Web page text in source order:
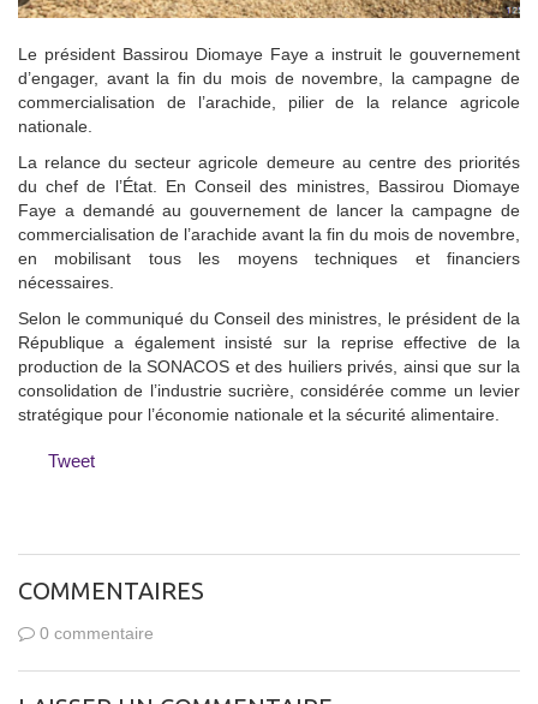
Le président Bassirou Diomaye Faye a instruit le gouvernement
d’engager, avant la fin du mois de novembre, la campagne de
commercialisation de l’arachide, pilier de la relance agricole
nationale.
La relance du secteur agricole demeure au centre des priorités
du chef de l’État. En Conseil des ministres, Bassirou Diomaye
Faye a demandé au gouvernement de lancer la campagne de
commercialisation de l’arachide avant la fin du mois de novembre,
en mobilisant tous les moyens techniques et financiers
nécessaires.
Selon le communiqué du Conseil des ministres, le président de la
République a également insisté sur la reprise effective de la
production de la SONACOS et des huiliers privés, ainsi que sur la
consolidation de l’industrie sucrière, considérée comme un levier
stratégique pour l’économie nationale et la sécurité alimentaire.
Tweet
COMMENTAIRES
0 commentaire